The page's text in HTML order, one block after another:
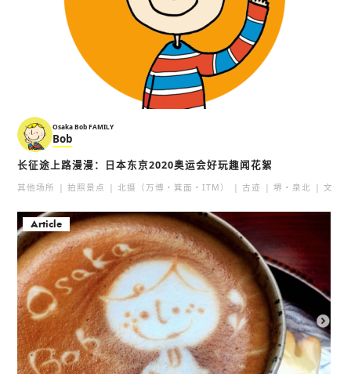
Osaka Bob FAMILY
Bob
长征途上路漫漫：日本东京2020奥运会好玩趣闻花絮
其他场所 拍照景点 北摄（万博・箕面・ITM） 古迹 堺・泉北 文化
Article